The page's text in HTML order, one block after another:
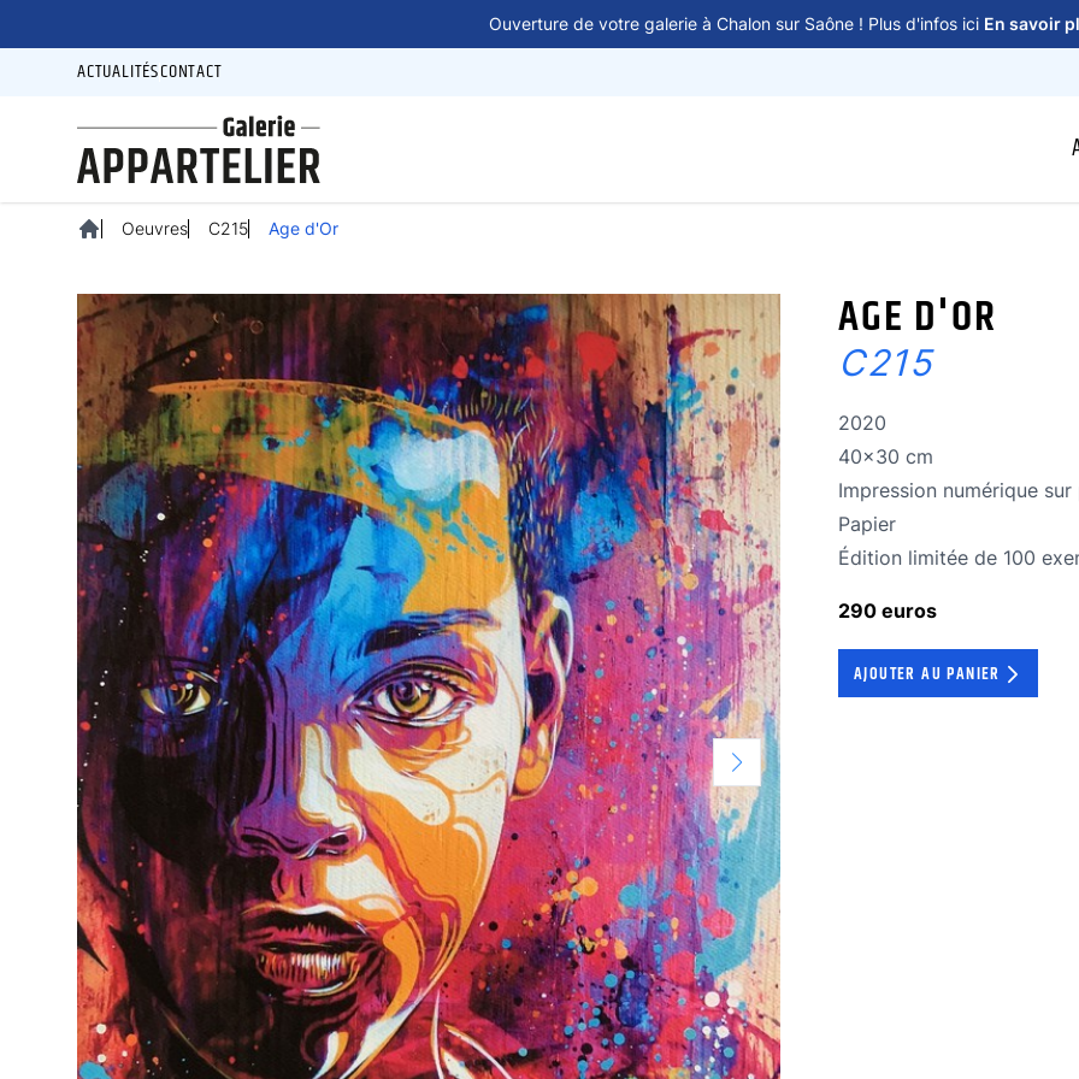
Ouverture de votre galerie à Chalon sur Saône ! Plus d'infos ici En savoir
ACTUALITÉSCONTACT
Oeuvres C215 Age d'Or
AGE D'OR
C215
Année de réalisation
2020
Dimensions
40x30 cm
Technique
Impression numérique sur
Technique
Papier
édition limitée
Édition limitée de 100
290 euros
AJOUTER AU PANIER